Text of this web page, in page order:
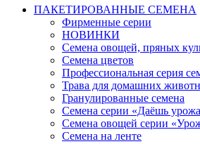
ПАКЕТИРОВАННЫЕ СЕМЕНА
Фирменные серии
НОВИНКИ
Семена овощей, пряных
Семена цветов
Профессиональная серия
Трава для домашних
Гранулированные семена
Семена серии «Даёшь
Семена овощей серии
Семена на ленте